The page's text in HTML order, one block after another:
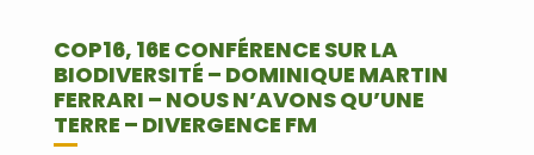
COP16, 16E CONFÉRENCE SUR LA
BIODIVERSITÉ – DOMINIQUE MARTIN
FERRARI – NOUS N’AVONS QU’UNE
TERRE – DIVERGENCE FM